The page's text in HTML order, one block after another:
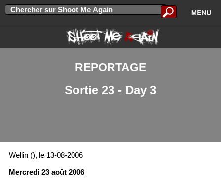
REPORTAGE
Sortie 23 - Day 3
Wellin (), le 13-08-2006
Mercredi 23 août 2006